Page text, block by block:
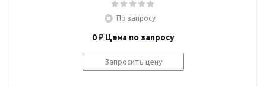
По запросу
0 ₽ Цена по запросу
Запросить цену